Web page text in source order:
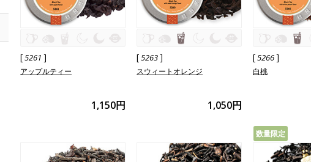
[5261 ]
アップルティー
1,150円
[5263]
スウィートオレンジ
1,050円
[5266]
白桃
数量限定